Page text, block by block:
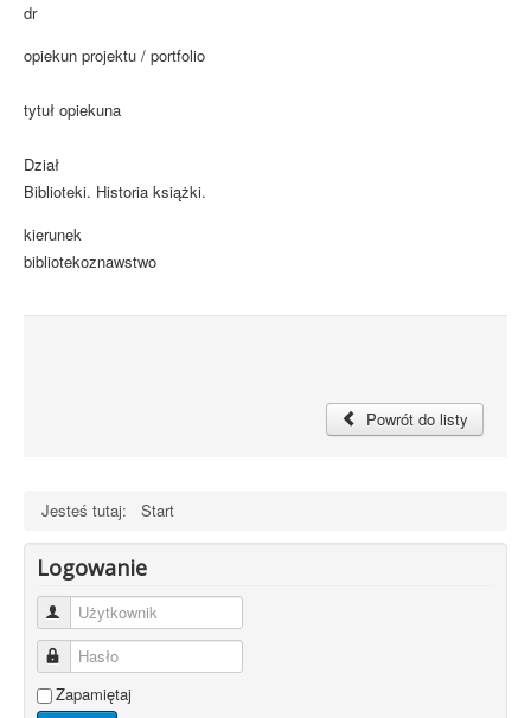
dr
opiekun projektu / portfolio
tytuł opiekuna
Dział
Biblioteki. Historia książki.
kierunek
bibliotekoznawstwo
Powrót do listy
Jesteś tutaj: Start
Logowanie
Użytkownik
Hasło
Zapamiętaj